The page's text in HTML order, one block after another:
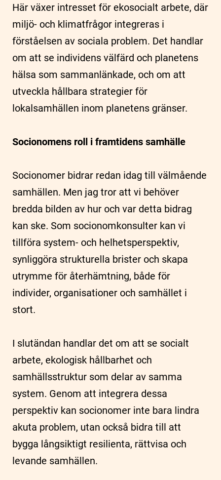
Här växer intresset för ekosocialt arbete, där
miljö- och klimatfrågor integreras i
förståelsen av sociala problem. Det handlar
om att se individens välfärd och planetens
hälsa som sammanlänkade, och om att
utveckla hållbara strategier för
lokalsamhällen inom planetens gränser.
Socionomens roll i framtidens samhälle
Socionomer bidrar redan idag till välmående
samhällen. Men jag tror att vi behöver
bredda bilden av hur och var detta bidrag
kan ske. Som socionomkonsulter kan vi
tillföra system- och helhetsperspektiv,
synliggöra strukturella brister och skapa
utrymme för återhämtning, både för
individer, organisationer och samhället i
stort.
I slutändan handlar det om att se socialt
arbete, ekologisk hållbarhet och
samhällsstruktur som delar av samma
system. Genom att integrera dessa
perspektiv kan socionomer inte bara lindra
akuta problem, utan också bidra till att
bygga långsiktigt resilienta, rättvisa och
levande samhällen.